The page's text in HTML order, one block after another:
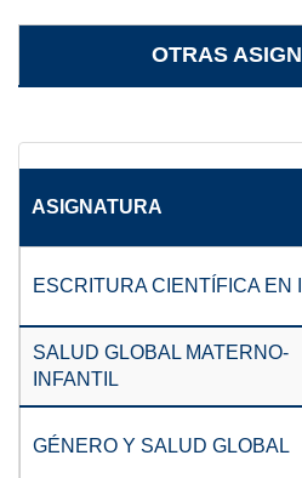
OTRAS
ASIGNATURA
ESCRITURA CIENTÍFICA EN
SALUD GLOBAL MATERNO-
INFANTIL
GÉNERO Y SALUD GLOBAL